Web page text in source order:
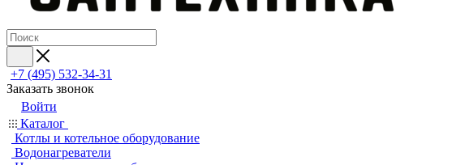
+7 (495) 532‑34‑31
Заказать звонок
Войти
Каталог
Котлы и котельное оборудование
Водонагреватели